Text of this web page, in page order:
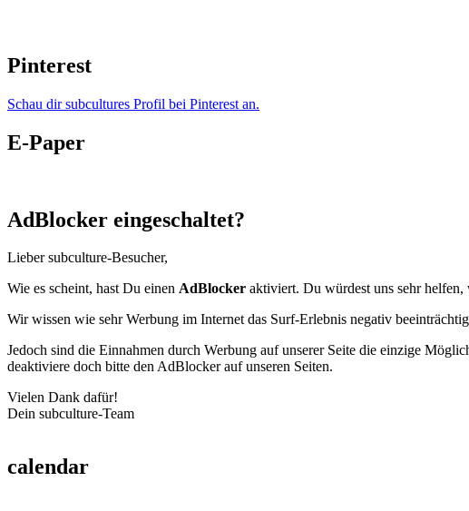
Pinterest
Schau dir subcultures Profil bei Pinterest an.
E-Paper
AdBlocker eingeschaltet?
Lieber subculture-Besucher,
Wie es scheint, hast Du einen AdBlocker aktiviert. Du würdest uns sehr
Wir wissen wie sehr Werbung im Internet das Surf-Erlebnis negativ
Jedoch sind die Einnahmen durch Werbung auf unserer Seite die einzige
deaktiviere doch bitte den AdBlocker auf unseren Seiten.
Vielen Dank dafür!
Dein subculture-Team
calendar